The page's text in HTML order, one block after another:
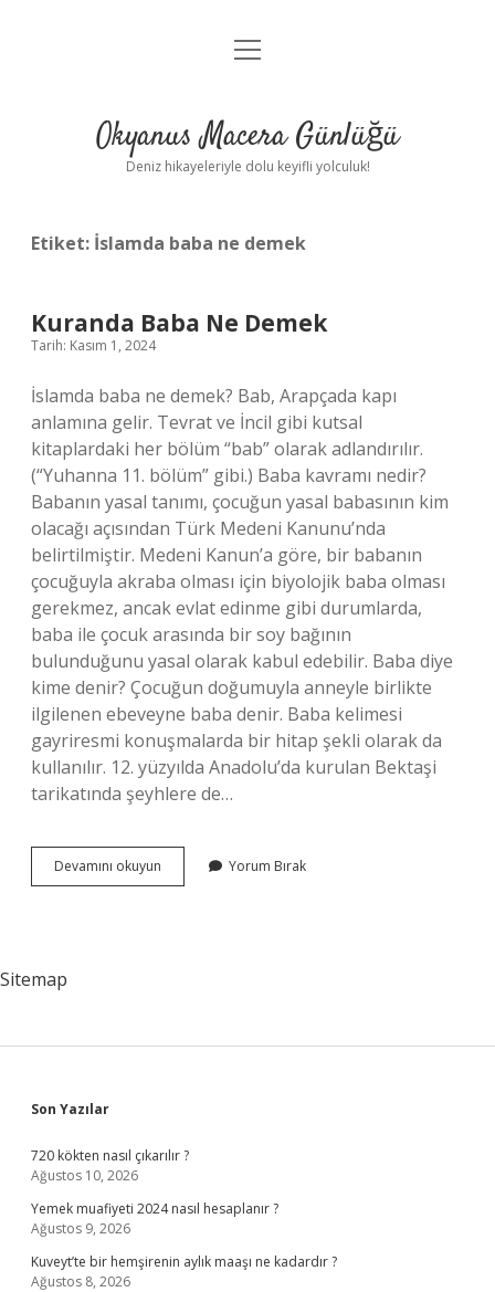
Anasayfa
Yasal Uyarı
menüyü
Okyanus Macera Günlüğü
Deniz hikayeleriyle dolu keyifli yolculuk!
Etiket: İslamda baba ne demek
Kuranda Baba Ne Demek
Tarih: Kasım 1, 2024
İslamda baba ne demek? Bab, Arapçada kapı
anlamına gelir. Tevrat ve İncil gibi kutsal
kitaplardaki her bölüm “bab” olarak adlandırılır.
(“Yuhanna 11. bölüm” gibi.) Baba kavramı nedir?
Babanın yasal tanımı, çocuğun yasal babasının kim
olacağı açısından Türk Medeni Kanunu’nda
belirtilmiştir. Medeni Kanun’a göre, bir babanın
çocuğuyla akraba olması için biyolojik baba olması
gerekmez, ancak evlat edinme gibi durumlarda,
baba ile çocuk arasında bir soy bağının
bulunduğunu yasal olarak kabul edebilir. Baba diye
kime denir? Çocuğun doğumuyla anneyle birlikte
ilgilenen ebeveyne baba denir. Baba kelimesi
gayriresmi konuşmalarda bir hitap şekli olarak da
kullanılır. 12. yüzyılda Anadolu’da kurulan Bektaşi
tarikatında şeyhlere de…
Devamını okuyun Kuranda
Baba
Yorum Bırak
Sitemap
Sidebar
Son Yazılar
720 kökten nasıl çıkarılır ?
Ağustos 10, 2026
Yemek muafiyeti 2024 nasıl hesaplanır ?
Ağustos 9, 2026
Kuveyt’te bir hemşirenin aylık maaşı ne kadardır ?
Ağustos 8, 2026